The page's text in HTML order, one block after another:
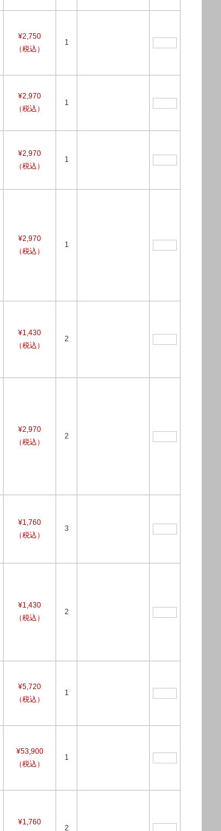
¥2,750
（税込）
1
¥2,970
（税込）
1
¥2,970
（税込）
1
¥2,970
（税込）
1
¥1,430
（税込）
2
¥2,970
（税込）
2
¥1,760
（税込）
3
¥1,430
（税込）
2
¥5,720
（税込）
1
¥53,900
（税込）
1
¥1,760
2